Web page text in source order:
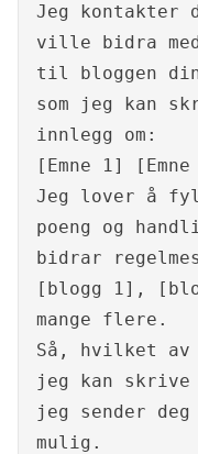
Jeg kontakter
ville bidra
til bloggen
som jeg kan
innlegg om:
[Emne 1]
Jeg lover å
poeng og
bidrar
[blogg 1],
mange flere.
Så, hvilket av
jeg kan skrive
jeg sender
mulig.